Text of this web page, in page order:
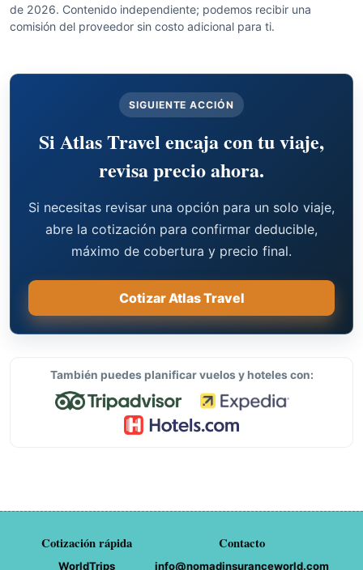
de 2026. Contenido independiente; podemos recibir una
comisión del proveedor sin costo adicional para ti.
SIGUIENTE ACCIÓN
Si Atlas Travel encaja con tu viaje,
revisa precio ahora.
Si necesitas revisar una opción para un solo viaje,
abre la cotización para confirmar deducible,
máximo de cobertura y precio final.
Cotizar Atlas Travel
También puedes planificar vuelos y hoteles con:
Cotización rápida
WorldTrips
Contacto
info@nomadinsuranceworld.com